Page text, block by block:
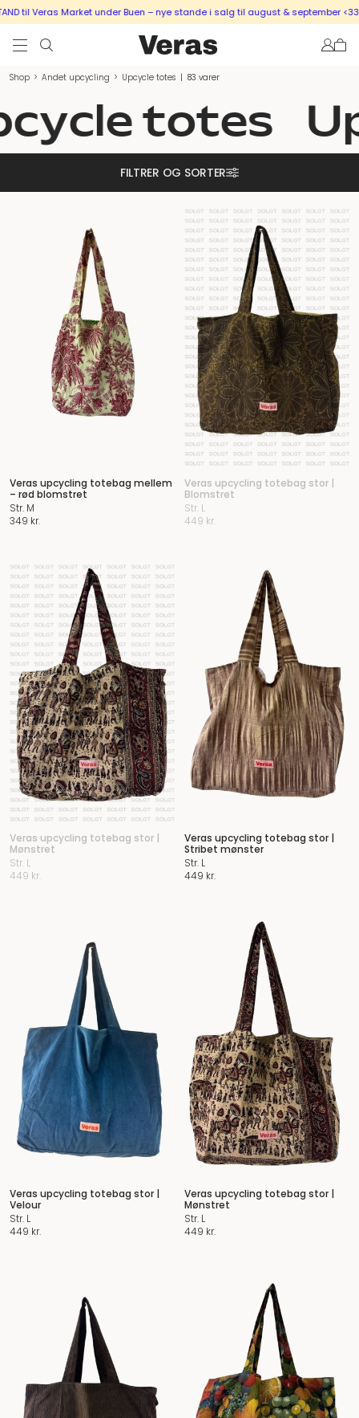
Market under Buen – nye stande i salg til august & september <333 SÆLG
Shop > Andet upcycling > Upcycle totes | 83 varer
totes
FILTRER OG SORTER
Veras upcycling totebag mellem
– rød blomstret
Str. M
349 kr.
Veras upcycling totebag stor |
Blomstret
Str. L
449 kr.
Veras upcycling totebag stor |
Mønstret
Str. L
449 kr.
Veras upcycling totebag stor |
Stribet mønster
Str. L
449 kr.
Veras upcycling totebag stor |
Velour
Str. L
449 kr.
Veras upcycling totebag stor |
Mønstret
Str. L
449 kr.